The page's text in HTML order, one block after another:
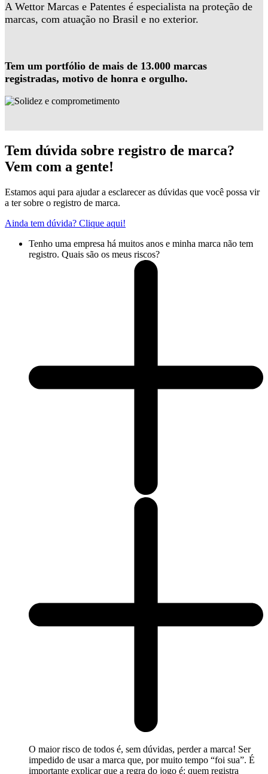
A Wettor Marcas e Patentes é especialista na proteção de
marcas, com atuação no Brasil e no exterior.
Tem um portfólio de mais de 13.000 marcas
registradas, motivo de honra e orgulho.
Tem dúvida sobre registro de marca?
Vem com a gente!
Estamos aqui para ajudar a esclarecer as dúvidas que você possa vir
a ter sobre o registro de marca.
Ainda tem dúvida? Clique aqui!
Tenho uma empresa há muitos anos e minha marca não tem
registro. Quais são os meus riscos?
O maior risco de todos é, sem dúvidas, perder a marca! Ser
impedido de usar a marca que, por muito tempo “foi sua”. É
importante explicar que a regra do jogo é: quem registra